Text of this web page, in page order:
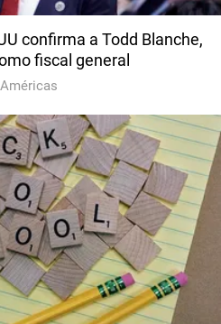
confirma a Todd Blanche,
fiscal general